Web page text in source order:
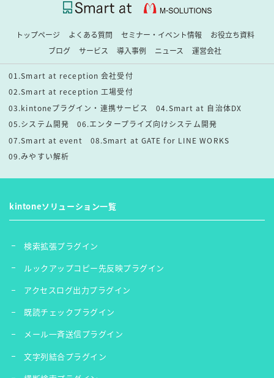
トップページ よくある質問 セミナー・イベント情報
お役立ち資料
ブログ
サービス 導入事例 ニュース 運営会社
01.Smart at reception 会社受付
02.Smart at reception 工場受付
03.kintoneプラグイン・連携サービス
04.Smart at 自治体DX
05.システム開発
06.エンタープライズ向けシステム開発
07.Smart at event
08.Smart at GATE for LINE WORKS
09.みやすい解析
kintoneソリューション一覧
検索拡張プラグイン
ルックアップコピー先反映プラグイン
アクセスログ出力プラグイン
既読チェックプラグイン
メール一斉送信プラグイン
文字列結合プラグイン